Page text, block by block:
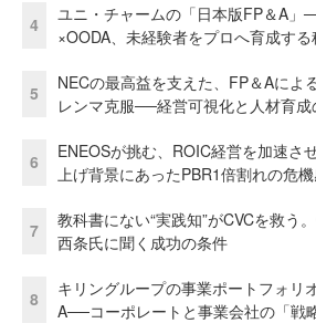
4
ユニ・チャームの「日本版FP＆A」
×OODA、未経験者をプロへ育成する
5
NECの最高益を支えた、FP＆Aによ
レンマ克服──経営可視化と人材育成
6
ENEOSが挑む、ROIC経営を加速さ
上げ背景にあったPBR1倍割れの危
7
教科書にない“実践知”がCVCを救う
西条氏に聞く成功の条件
8
キリングループの事業ポートフォリ
A──コーポレートと事業会社の「戦